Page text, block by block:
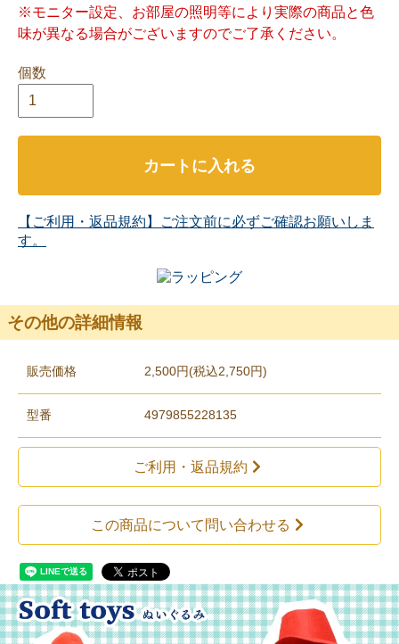
※モニター設定、お部屋の照明等により実際の商品と色
味が異なる場合がございますのでご了承ください。
個数
カートに入れる
【ご利用・返品規約】ご注文前に必ずご確認お願いしま
す。
その他の詳細情報
販売価格 2,500円(税込2,750円)
型番 4979855228135
ご利用・返品規約
この商品について問い合わせる